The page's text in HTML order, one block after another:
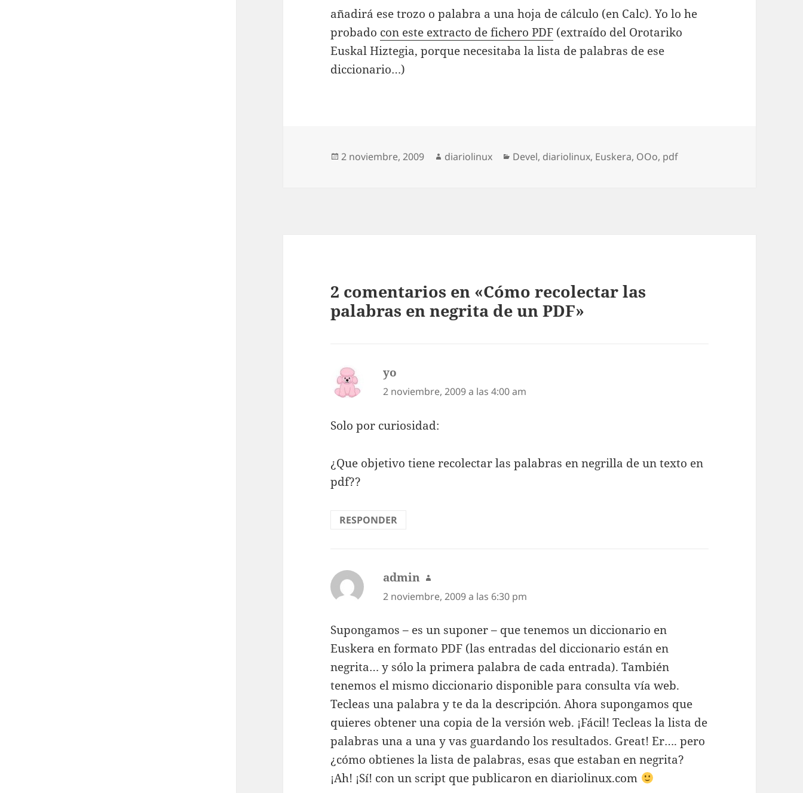
añadirá ese trozo o palabra a una hoja de cálculo (en Calc). Yo lo he
probado con este extracto de fichero PDF (extraído del Orotariko
Euskal Hiztegia, porque necesitaba la lista de palabras de ese
diccionario…)
Publicado
2 noviembre, 2009 Autor
diariolinux Categorías
Devel, diariolinux, Euskera, OOo, pdf
2 comentarios en «Cómo recolectar las
palabras en negrita de un PDF»
yo
2 noviembre, 2009 a las 4:00 am
Solo por curiosidad:
¿Que objetivo tiene recolectar las palabras en negrilla de un texto en
pdf??
RESPONDER
admin dice:
2 noviembre, 2009 a las 6:30 pm
Supongamos – es un suponer – que tenemos un diccionario en
Euskera en formato PDF (las entradas del diccionario están en
negrita… y sólo la primera palabra de cada entrada). También
tenemos el mismo diccionario disponible para consulta vía web.
Tecleas una palabra y te da la descripción. Ahora supongamos que
quieres obtener una copia de la versión web. ¡Fácil! Tecleas la lista de
palabras una a una y vas guardando los resultados. Great! Er…. pero
¿cómo obtienes la lista de palabras, esas que estaban en negrita?
¡Ah! ¡Sí! con un script que publicaron en diariolinux.com